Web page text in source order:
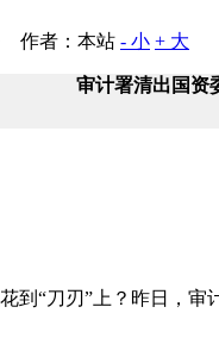
作者：本站 - 小 + 大
审计署清出国资
到“刀刃”上？昨日，